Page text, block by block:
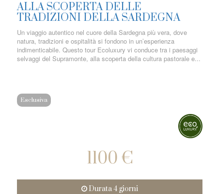
ALLA SCOPERTA DELLE
TRADIZIONI DELLA SARDEGNA
Un viaggio autentico nel cuore della Sardegna più vera, dove
natura, tradizioni e ospitalità si fondono in un’esperienza
indimenticabile. Questo tour Ecoluxury vi conduce tra i paesaggi
selvaggi del Supramonte, alla scoperta della cultura pastorale e...
Esclusiva
1100 €
Durata 4 giorni